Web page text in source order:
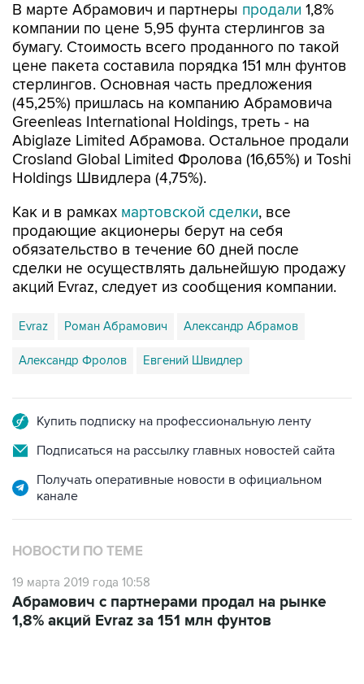
В марте Абрамович и партнеры продали 1,8%
компании по цене 5,95 фунта стерлингов за
бумагу. Стоимость всего проданного по такой
цене пакета составила порядка 151 млн фунтов
стерлингов. Основная часть предложения
(45,25%) пришлась на компанию Абрамовича
Greenleas International Holdings, треть - на
Abiglaze Limited Абрамова. Остальное продали
Crosland Global Limited Фролова (16,65%) и Toshi
Holdings Швидлера (4,75%).
Как и в рамках мартовской сделки, все
продающие акционеры берут на себя
обязательство в течение 60 дней после
сделки не осуществлять дальнейшую продажу
акций Evraz, следует из сообщения компании.
Evraz Роман Абрамович Александр Абрамов
Александр Фролов Евгений Швидлер
Купить подписку на профессиональную ленту
Подписаться на рассылку главных новостей сайта
Получать оперативные новости в официальном
канале
НОВОСТИ ПО ТЕМЕ
19 марта 2019 года 10:58
Абрамович с партнерами продал на рынке
1,8% акций Evraz за 151 млн фунтов